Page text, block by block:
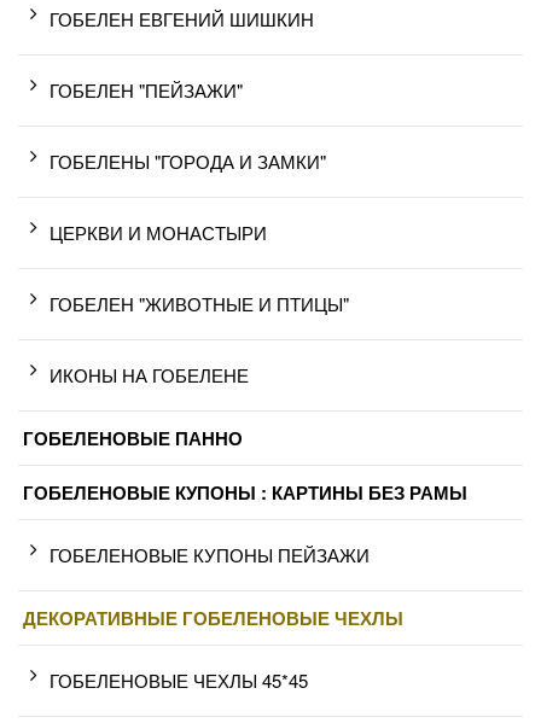
ГОБЕЛЕН ЕВГЕНИЙ ШИШКИН
ГОБЕЛЕН "ПЕЙЗАЖИ"
ГОБЕЛЕНЫ "ГОРОДА И ЗАМКИ"
ЦЕРКВИ И МОНАСТЫРИ
ГОБЕЛЕН "ЖИВОТНЫЕ И ПТИЦЫ"
ИКОНЫ НА ГОБЕЛЕНЕ
ГОБЕЛЕНОВЫЕ ПАННО
ГОБЕЛЕНОВЫЕ КУПОНЫ : КАРТИНЫ БЕЗ РАМЫ
ГОБЕЛЕНОВЫЕ КУПОНЫ ПЕЙЗАЖИ
ДЕКОРАТИВНЫЕ ГОБЕЛЕНОВЫЕ ЧЕХЛЫ
ГОБЕЛЕНОВЫЕ ЧЕХЛЫ 45*45